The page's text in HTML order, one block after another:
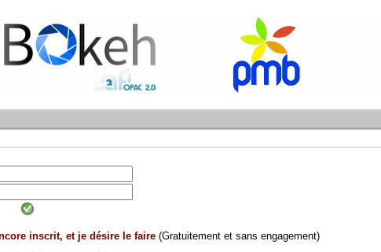
inscrit, et je désire le faire (Gratuitement et sans engagement)